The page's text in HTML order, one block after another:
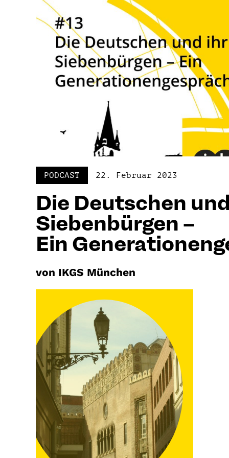
PODCAST 22. Februar 2023
Die Deutschen
Siebenbürgen –
Ein
von IKGS München